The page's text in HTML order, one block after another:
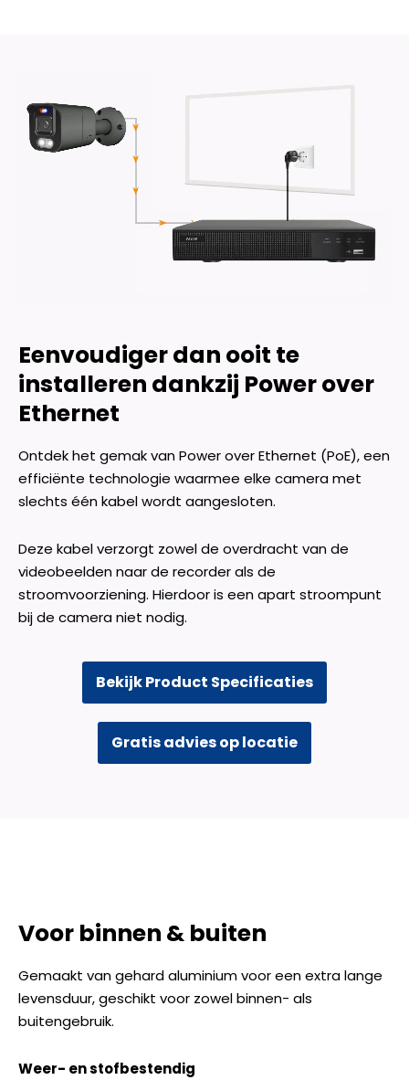
Two-
Way
Audio
Eenvoudiger dan ooit te
installeren dankzij Power over
Ethernet
Ontdek het gemak van Power over Ethernet (PoE), een
efficiënte technologie waarmee elke camera met
slechts één kabel wordt aangesloten.
Deze kabel verzorgt zowel de overdracht van de
videobeelden naar de recorder als de
stroomvoorziening. Hierdoor is een apart stroompunt
bij de camera niet nodig.
Bekijk Product Specificaties
Gratis advies op locatie
Voor binnen & buiten
Gemaakt van gehard aluminium voor een extra lange
levensduur, geschikt voor zowel binnen- als
buitengebruik.
Weer- en stofbestendig